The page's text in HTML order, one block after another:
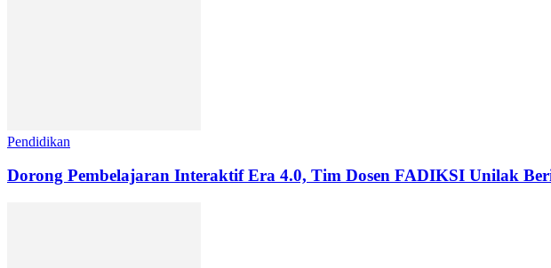
Pendidikan
Dorong Pembelajaran Interaktif Era 4.0, Tim Dosen FADIKSI Unilak